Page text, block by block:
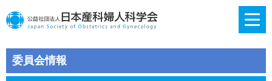
委員会情報